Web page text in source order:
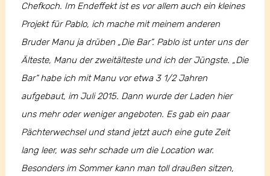
Chefkoch. Im Endeffekt ist es vor allem auch ein kleines
Projekt für Pablo, ich mache mit meinem anderen
Bruder Manu ja drüben „Die Bar“. Pablo ist unter uns der
Älteste, Manu der zweitälteste und ich der Jüngste. „Die
Bar“ habe ich mit Manu vor etwa 3 1/2 Jahren
aufgebaut, im Juli 2015. Dann wurde der Laden hier
uns mehr oder weniger angeboten. Es gab ein paar
Pächterwechsel und stand jetzt auch eine gute Zeit
lang leer, was sehr schade um die Location war.
Besonders im Sommer kann man toll draußen sitzen,